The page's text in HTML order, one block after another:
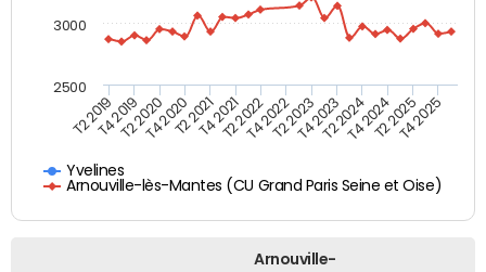
Yvelines
Arnouville-lès-Mantes (CU Grand Paris Seine et Oise)
T2 2019T4 2019T2 2020T4 2020T2 2021T4 2021T2 2022T4 2022T2 2023T4 2023T2 2024T4 2024T2 2025T4 2025
3000
2500
Arnouville-